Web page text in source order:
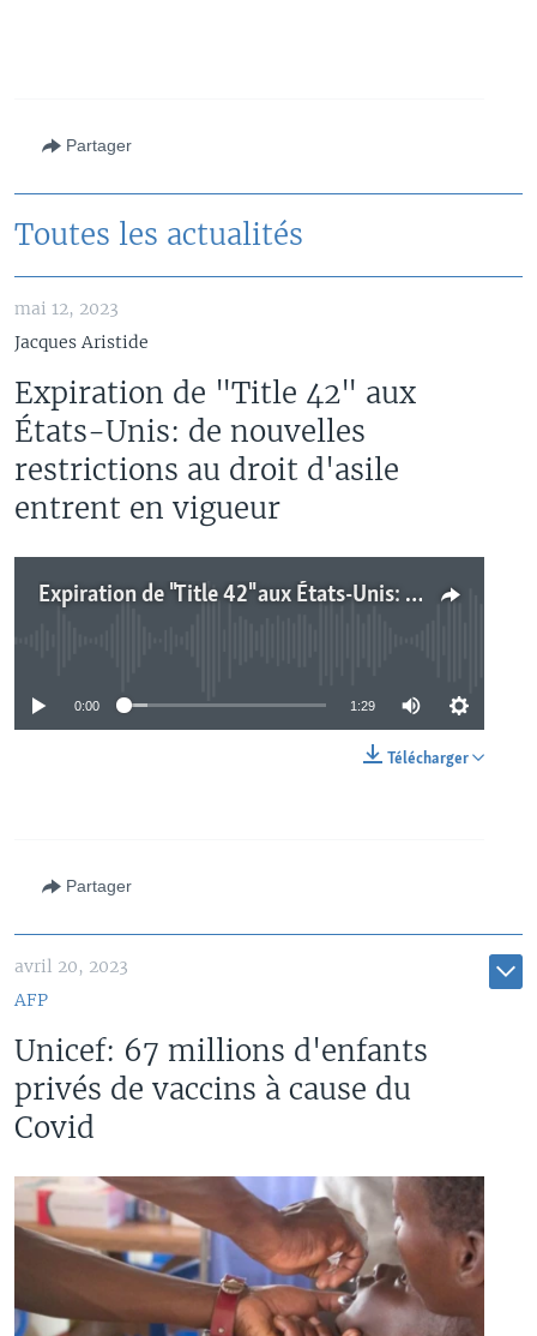
Partager
Toutes les actualités
mai 12, 2023
Jacques Aristide
Expiration de "Title 42" aux
États-Unis: de nouvelles
restrictions au droit d'asile
entrent en vigueur
Expiration de "Title 42" aux États-Unis: de nouvelles restrictions au droit d'asile entrent en vigueur
0:00 1:29
Télécharger
Partager
avril 20, 2023
AFP
Unicef: 67 millions d'enfants
privés de vaccins à cause du
Covid